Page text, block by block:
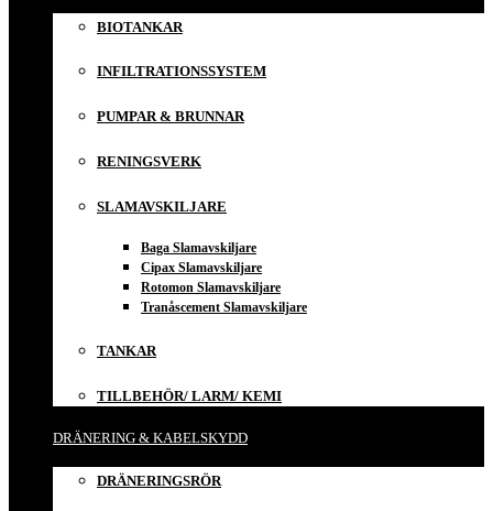
BIOTANKAR
INFILTRATIONSSYSTEM
PUMPAR & BRUNNAR
RENINGSVERK
SLAMAVSKILJARE
Baga Slamavskiljare
Cipax Slamavskiljare
Rotomon Slamavskiljare
Tranåscement Slamavskiljare
TANKAR
TILLBEHÖR/ LARM/ KEMI
DRÄNERING & KABELSKYDD
DRÄNERINGSRÖR